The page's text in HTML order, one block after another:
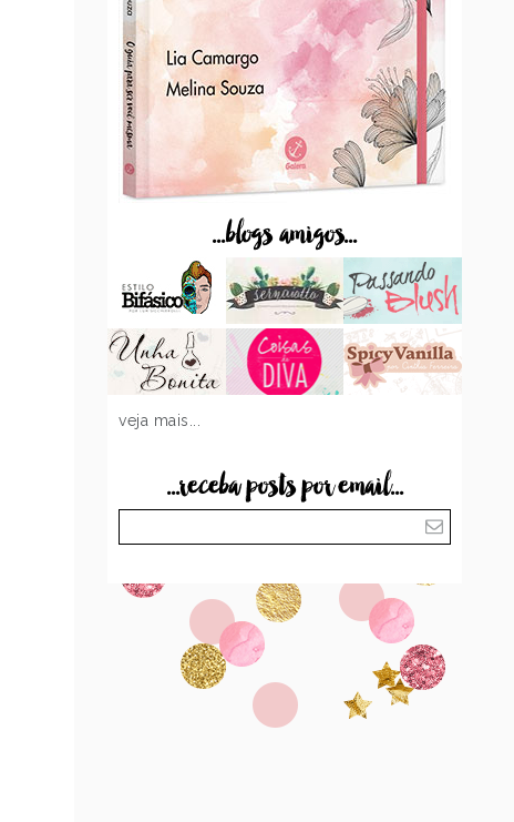
...blogs amigos...
veja mais...
...receba posts por email...